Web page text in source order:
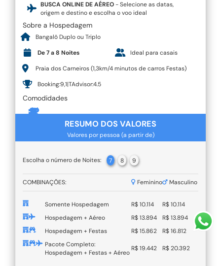
BUSCA ONLINE DE AÉREO- Selecione as datas,
origem e destino e escolha o voo ideal
Sobre a Hospedagem
Bangalô Duplo ou Triplo
De 7 a 8 Noites
Ideal para casais
Praia dos Carneiros (1,3km/4 minutos de carros Festas)
Booking:9,1|TAdvisor:4.5
Comodidades
RESUMO DOS VALORES
Valores por pessoa (a partir de)
Escolha o número de Noites: 7 8 9
COMBINAÇÕES: Feminino Masculino
Somente Hospedagem R$ 10.114
R$ 10.114
Hospedagem + Aéreo
R$ 13.894
R$ 13.894
Hospedagem + Festas
R$ 15.862
R$ 16.812
Pacote Completo:
Hospedagem + Festas + Aéreo
R$ 19.442 R$ 20.392